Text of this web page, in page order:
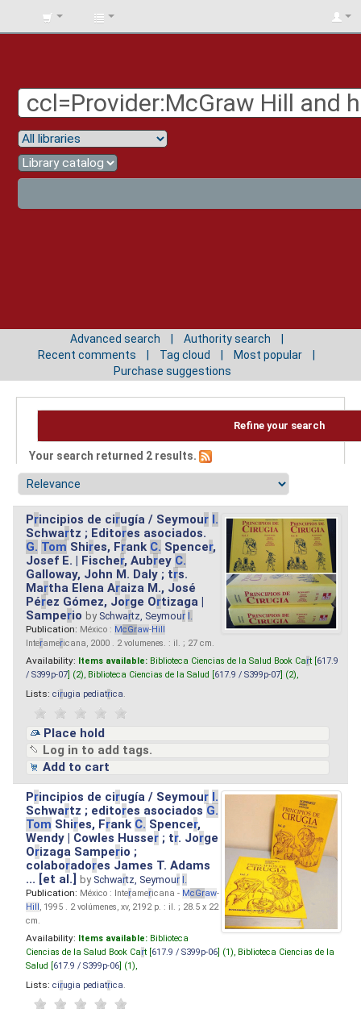
BIBLIOTECA
Advanced search
Authority search
Recent comments
Tag cloud
Most popular
Purchase suggestions
Refine your search
Your search returned 2 results.
Principios de cirugía / Seymour I.
Schwartz ; Editores asociados.
G. Tom Shires, Frank C. Spencer,
Josef E. | Fischer, Aubrey C.
Galloway, John M. Daly ; trs.
Martha Elena Araiza M., José
Pérez Gómez, Jorge Ortizaga |
Samperio by Schwartz, Seymour I.
Publication: México : McGraw-Hill
Interamericana, 2000 . 2 volumenes. : il. ; 27 cm.
Availability: Items available: Biblioteca Ciencias de la Salud Book Cart [ 617.9
/ S399p-07 ] (2), Biblioteca Ciencias de la Salud [ 617.9 / S399p-07 ] (2),
Lists: cirugia pediatrica
Place hold
Log in to add tags.
Add to cart
Principios de cirugía / Seymour I.
Schwartz ; editores asociados G.
Tom Shires, Frank C. Spencer,
Wendy | Cowles Husser ; tr. Jorge
Orizaga Samperio ;
colaboradores James T. Adams
... [et al.]by Schwartz, Seymour I.
Publication: México : Interamericana - McGraw-
Hill, 1995 . 2 volúmenes, xv, 2192 p. : il. ; 28.5 x 22
cm.
Availability: Items available: Biblioteca
Ciencias de la Salud Book Cart [ 617.9 / S399p-06 ] (1), Biblioteca Ciencias de la
Salud [ 617.9 / S399p-06 ] (1),
Lists: cirugia pediatrica